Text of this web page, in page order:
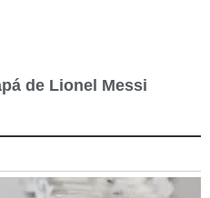
de Lionel Messi